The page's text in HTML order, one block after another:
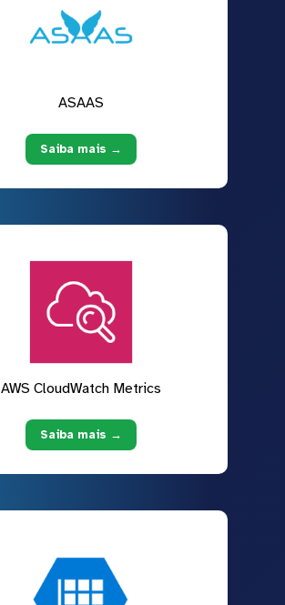
ASAAS
Saiba mais →
AWS CloudWatch Metrics
Saiba mais →